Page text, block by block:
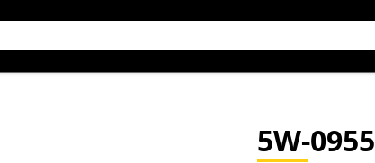
5W-0955